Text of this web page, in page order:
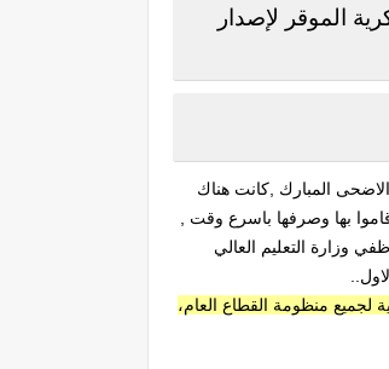
الموقر لإصدار
المبارك ,كانت هناك
بها وصرفها باسرع وقت ,
الجديد كما يراه موظفي وزارة التعليم العالي
لجميع منظومة القطاع العام،